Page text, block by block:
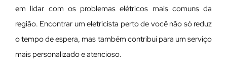
em lidar com os problemas elétricos mais comuns da
região. Encontrar um eletricista perto de você não só reduz
o tempo de espera, mas também contribui para um serviço
mais personalizado e atencioso.